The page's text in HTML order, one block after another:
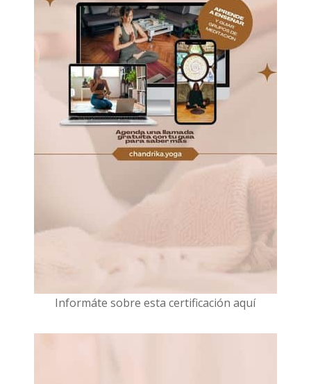
Informáte sobre esta certificación aquí